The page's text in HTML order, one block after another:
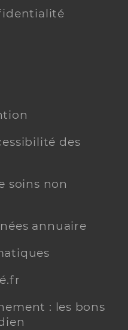
des
soins non
annuaire
: les bons